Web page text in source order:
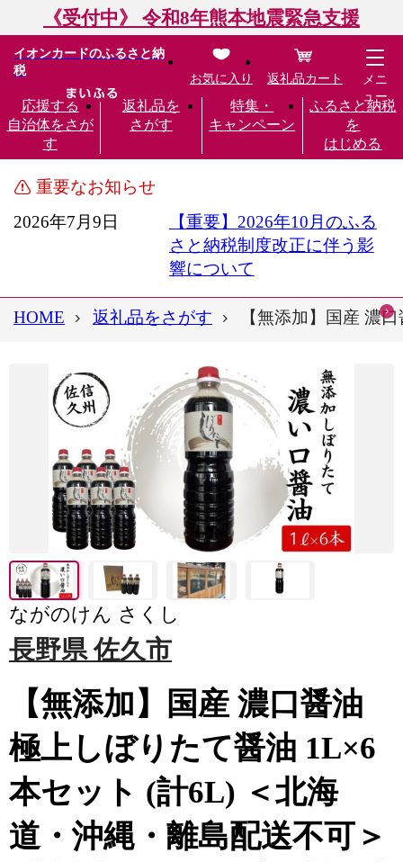
《受付中》 令和8年熊本地震緊急支援
イオンカードのふるさと納
税
応援する
自治体をさが
す
返礼品を
さがす
特集・
キャンペーン
ふるさと納税
を
はじめる
お気に入り 返礼品カート
メニ
ュー
重要なお知らせ
2026年7月9日
【重要】2026年10月のふる
さと納税制度改正に伴う影
響について
HOME 返礼品をさがす 【無添加】国産 濃
ながのけん さくし
長野県 佐久市
【無添加】国産 濃口醤油
極上しぼりたて醤油 1L×6
本セット (計6L) ＜北海
道・沖縄・離島配送不可＞